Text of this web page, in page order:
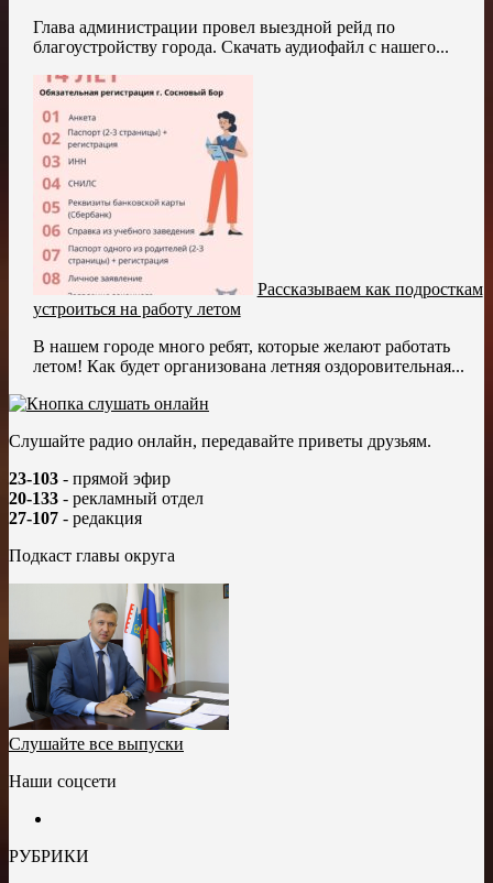
Глава администрации провел выездной рейд по
благоустройству города. Скачать аудиофайл с нашего...
Рассказываем как подросткам
устроиться на работу летом
В нашем городе много ребят, которые желают работать
летом! Как будет организована летняя оздоровительная...
Слушайте радио онлайн, передавайте приветы друзьям.
23-103 - прямой эфир
20-133 - рекламный отдел
27-107 - редакция
Подкаст главы округа
Слушайте все выпуски
Наши соцсети
РУБРИКИ